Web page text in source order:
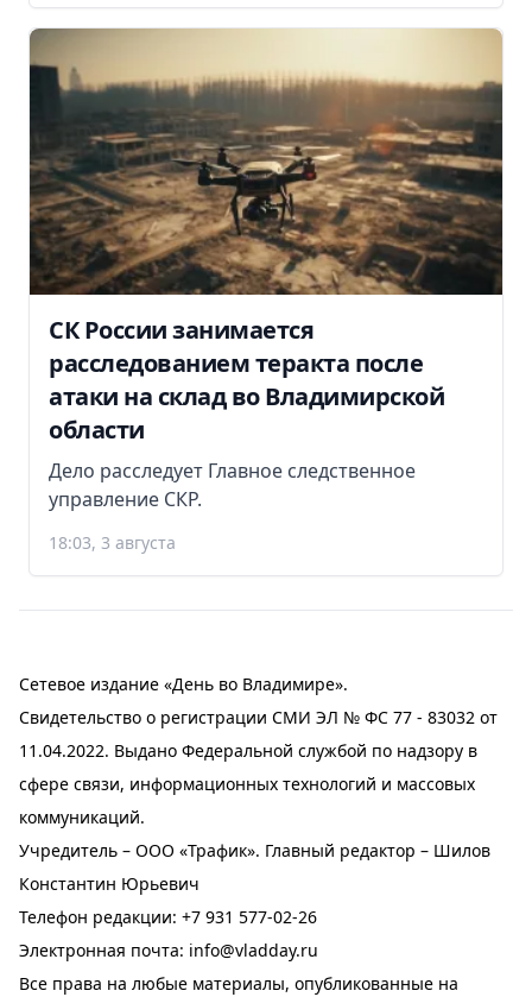
СК России занимается
расследованием теракта после
атаки на склад во Владимирской
области
Дело расследует Главное следственное
управление СКР.
18:03, 3 августа
Сетевое издание «День во Владимире».
Свидетельство о регистрации СМИ ЭЛ № ФС 77 - 83032 от
11.04.2022. Выдано Федеральной службой по надзору в
сфере связи, информационных технологий и массовых
коммуникаций.
Учредитель – ООО «Трафик». Главный редактор – Шилов
Константин Юрьевич
Телефон редакции: +7 931 577-02-26
Электронная почта: info@vladday.ru
Все права на любые материалы, опубликованные на